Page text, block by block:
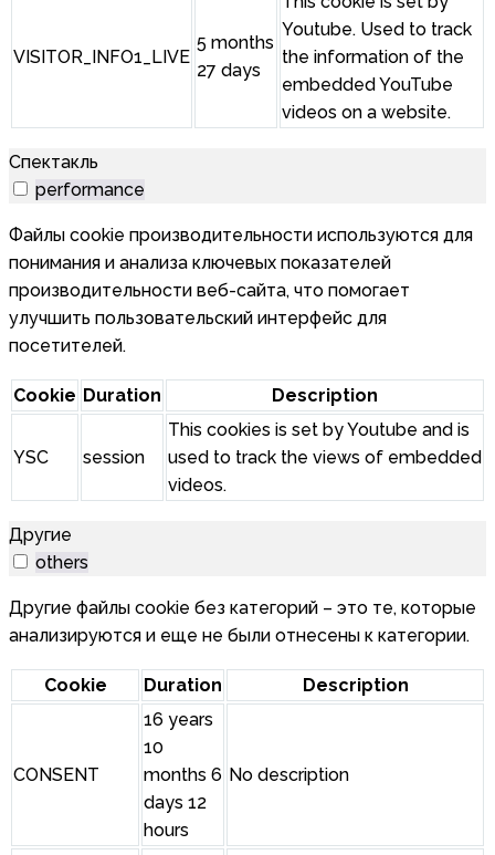
VISITOR_INFO1_LIVE
5 months
27 days
Youtube. Used to track
the information of the
embedded YouTube
videos on a website.
Спектакль
performance
Файлы cookie производительности используются для
понимания и анализа ключевых показателей
производительности веб-сайта, что помогает
улучшить пользовательский интерфейс для
посетителей.
Cookie Duration Description
YSC session
This cookies is set by Youtube and is
used to track the views of embedded
videos.
Другие
others
Другие файлы cookie без категорий – это те, которые
анализируются и еще не были отнесены к категории.
Cookie Duration Description
CONSENT
16 years
10
months 6
days 12
hours
No description